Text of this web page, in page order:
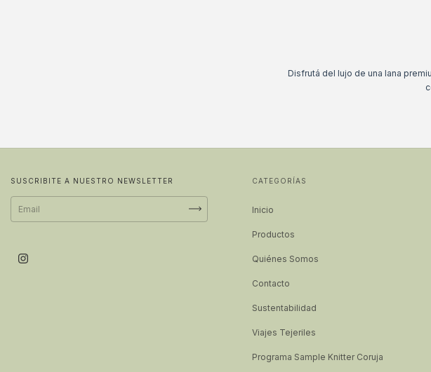
Disfrutá del lujo de una lana
SUSCRIBITE A NUESTRO NEWSLETTER CATEGORÍAS
Inicio
Productos
Quiénes Somos
Contacto
Sustentabilidad
Viajes Tejeriles
Programa Sample Knitter Coruja